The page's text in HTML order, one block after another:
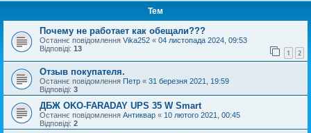
Тем
Почему не работает как обещали???
Останнє повідомлення Vika252 « 04 листопада 2024, 09:53
Відповіді: 13 1 2
Отзыв покупателя.
Останнє повідомлення Петр « 31 березня 2021, 19:59
Відповіді: 3
ДБЖ OKO-FARADAY UPS 35 W Smart
Останнє повідомлення Антиквар « 10 лютого 2021, 00:45
Відповіді: 2